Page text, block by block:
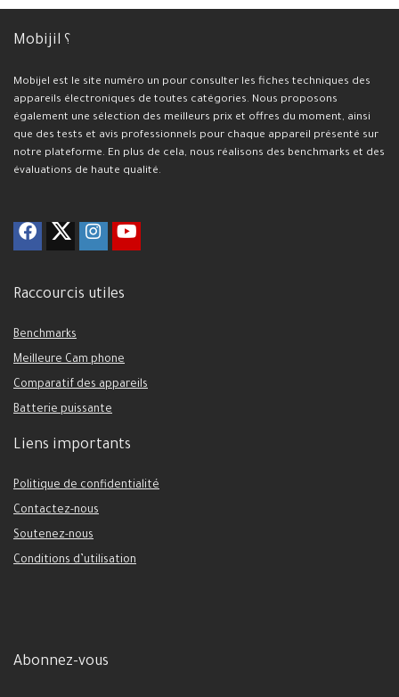
Mobijil ؟
Mobijel est le site numéro un pour consulter les fiches techniques des
appareils électroniques de toutes catégories. Nous proposons
également une sélection des meilleurs prix et offres du moment, ainsi
que des tests et avis professionnels pour chaque appareil présenté sur
notre plateforme. En plus de cela, nous réalisons des benchmarks et des
évaluations de haute qualité.
Raccourcis utiles
Benchmarks
Meilleure Cam phone
Comparatif des appareils
Batterie puissante
Liens importants
Politique de confidentialité
Contactez-nous
Soutenez-nous
Conditions d’utilisation
Abonnez-vous